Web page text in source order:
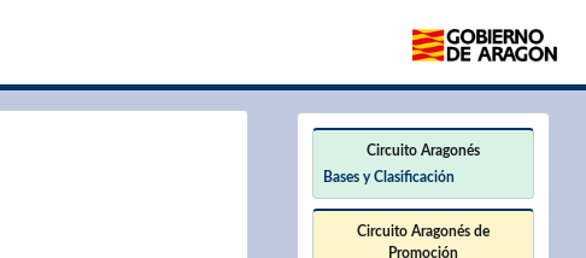
Circuito Aragonés
Bases y Clasificación
Circuito Aragonés de
Promoción